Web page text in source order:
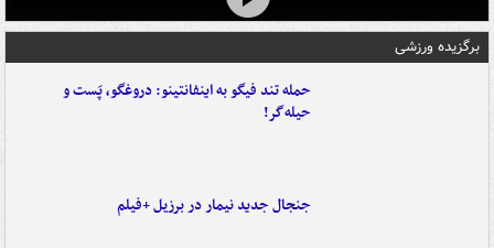
برگزیده ورزشی
حمله تند فیگو به اینفانتینو: دروغگو، پَست‌ و
حیله‌گر!
جنجال جدید نیمار در برزیل +فیلم